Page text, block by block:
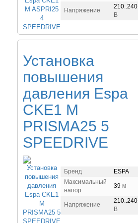
Напряжение
210..240
В
Установка
повышения
давления Espa
CKE1 M
PRISMA25 5
SPEEDRIVE
Бренд
ESPA
Максимальный
напор
39 м
Напряжение
210..240
В